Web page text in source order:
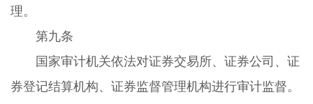
理。
第九条
国家审计机关依法对证券交易所、证券公司、证
券登记结算机构、证券监督管理机构进行审计监督。